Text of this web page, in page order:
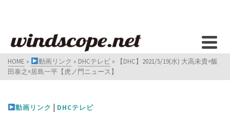
HOME » 動画リンク » DHCテレビ »
【DHC】2021/5/19(水) 大高未貴×飯
田泰之×居島一平【虎ノ門ニュース】
動画リンク | DHCテレビ